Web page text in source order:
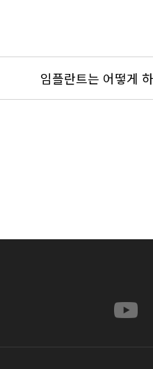
임플란트는 어떻게